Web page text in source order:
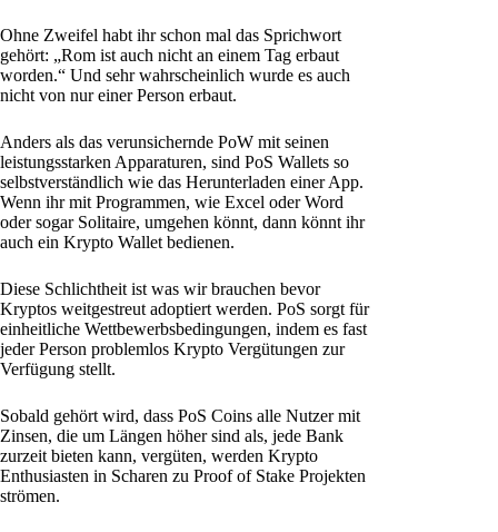
Ohne Zweifel habt ihr schon mal das Sprichwort
gehört: „Rom ist auch nicht an einem Tag erbaut
worden.“ Und sehr wahrscheinlich wurde es auch
nicht von nur einer Person erbaut.
Anders als das verunsichernde PoW mit seinen
leistungsstarken Apparaturen, sind PoS Wallets so
selbstverständlich wie das Herunterladen einer App.
Wenn ihr mit Programmen, wie Excel oder Word
oder sogar Solitaire, umgehen könnt, dann könnt ihr
auch ein Krypto Wallet bedienen.
Diese Schlichtheit ist was wir brauchen bevor
Kryptos weitgestreut adoptiert werden. PoS sorgt für
einheitliche Wettbewerbsbedingungen, indem es fast
jeder Person problemlos Krypto Vergütungen zur
Verfügung stellt.
Sobald gehört wird, dass PoS Coins alle Nutzer mit
Zinsen, die um Längen höher sind als, jede Bank
zurzeit bieten kann, vergüten, werden Krypto
Enthusiasten in Scharen zu Proof of Stake Projekten
strömen.